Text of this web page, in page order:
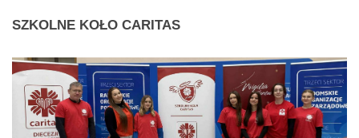
SZKOLNE KOŁO CARITAS